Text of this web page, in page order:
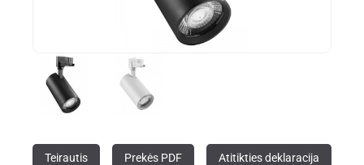
Teirautis Prekės PDF Atitikties deklaracija